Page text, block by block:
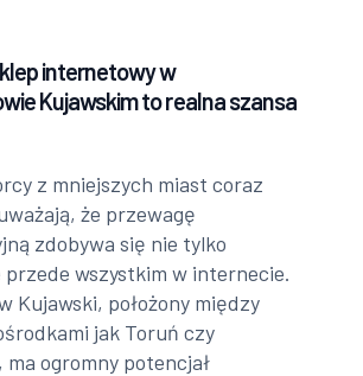
internetowy w
Kujawskim to realna szansa
z mniejszych miast coraz
że przewagę
zdobywa się nie tylko
przede wszystkim w internecie.
Kujawski, położony między
jak Toruń czy
ma ogromny potencjał